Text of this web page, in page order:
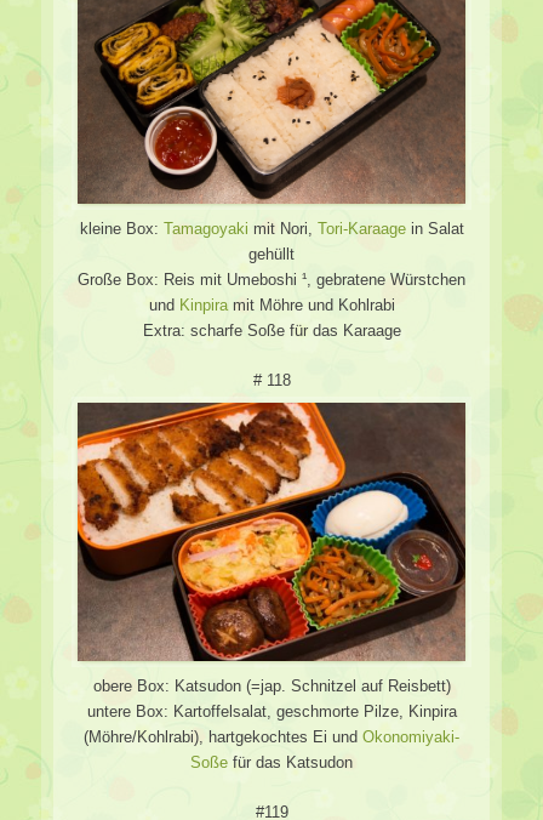
kleine Box: Tamagoyaki mit Nori, Tori-Karaagein Salat
gehüllt
Große Box: Reis mit Umeboshi ¹, gebratene Würstchen
und Kinpiramit Möhre und Kohlrabi
Extra: scharfe Soße für das Karaage
# 118
obere Box: Katsudon (=jap. Schnitzel auf Reisbett)
untere Box: Kartoffelsalat, geschmorte Pilze, Kinpira
(Möhre/Kohlrabi), hartgekochtes Ei und Okonomiyaki-
Soße für das Katsudon
#119